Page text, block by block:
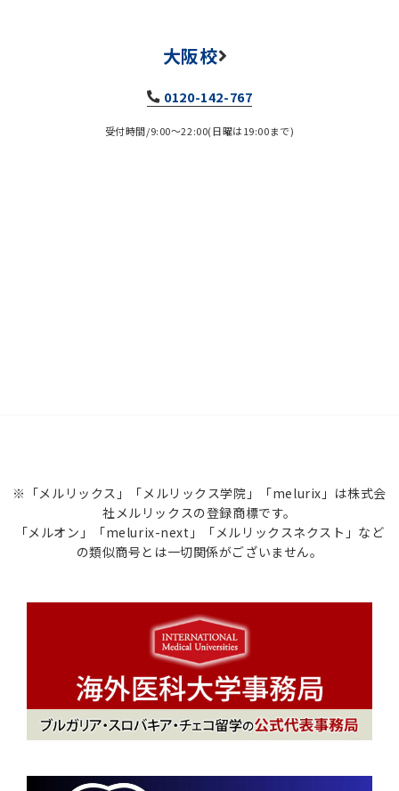
大阪校
0120-142-767
受付時間/9:00～22:00(日曜は19:00まで)
※「メルリックス」「メルリックス学院」「melurix」は株式会
社メルリックスの登録商標です。
「メルオン」「melurix-next」「メルリックスネクスト」など
の類似商号とは一切関係がございません。